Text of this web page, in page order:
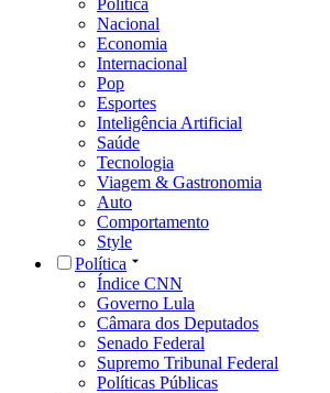
Nacional
Economia
Internacional
Pop
Esportes
Inteligência Artificial
Saúde
Tecnologia
Viagem & Gastronomia
Auto
Comportamento
Style
Política
Índice CNN
Governo Lula
Câmara dos Deputados
Senado Federal
Supremo Tribunal Federal
Políticas Públicas